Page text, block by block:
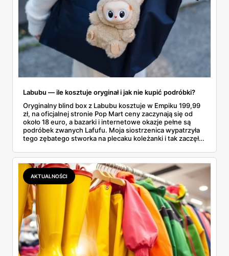
Labubu — ile kosztuje oryginał i jak nie kupić podróbki?
Oryginalny blind box z Labubu kosztuje w Empiku 199,99
zł, na oficjalnej stronie Pop Mart ceny zaczynają się od
około 18 euro, a bazarki i internetowe okazje pełne są
podróbek zwanych Lafufu. Moja siostrzenica wypatrzyła
tego zębatego stworka na plecaku koleżanki i tak zaczęło
kosztuje i po czym poznać, że sprzedawca nie wciska nam
podróbki. Spisałam wszystko, czego się dowiedziałam —
łącznie z jedną wpadką, o której za chwilę.
AKTUALNOŚCI